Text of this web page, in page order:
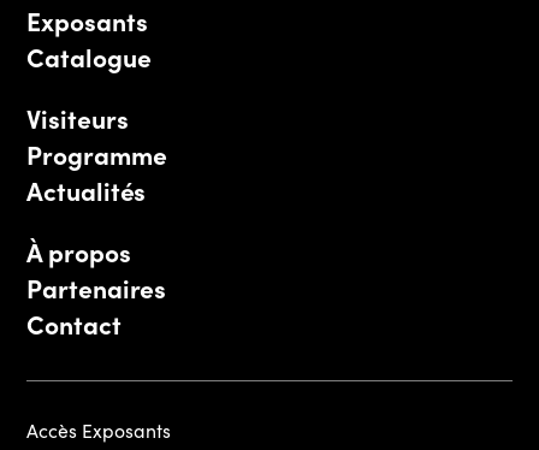
Exposants
Catalogue
Visiteurs
Programme
Actualités
À propos
Partenaires
Contact
Accès Exposants